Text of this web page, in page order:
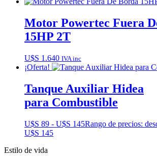
Motor Powertec Fuera
15HP 2T
U$S 1.640 IVA inc
¡Oferta!
Tanque Auxiliar Hidea
para Combustible
U$S 89 - U$S 145Rango de precios:
U$S 145
Estilo de vida